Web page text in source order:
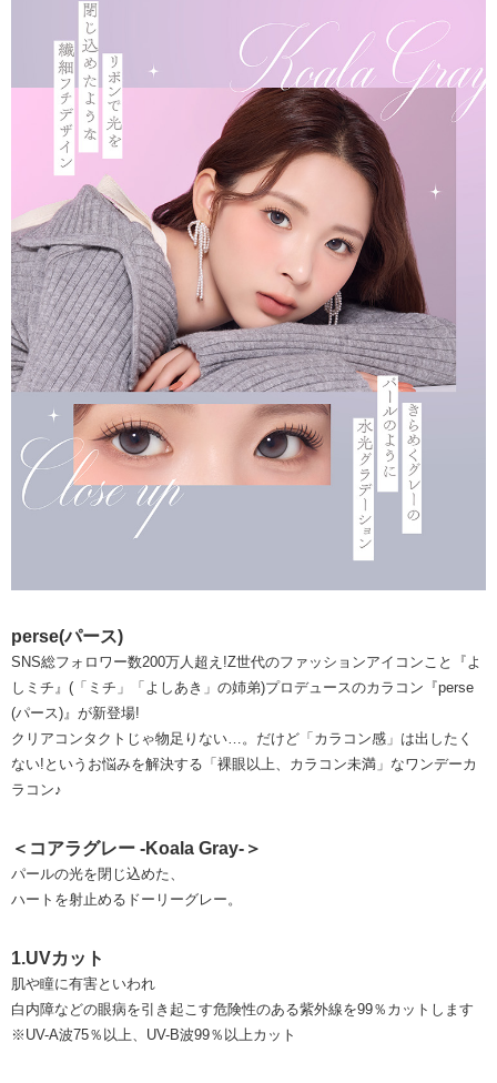
perse(パース)
SNS総フォロワー数200万人超え!Z世代のファッションアイコンこと『よ
しミチ』(「ミチ」「よしあき」の姉弟)プロデュースのカラコン『perse
(パース)』が新登場!
クリアコンタクトじゃ物足りない…。だけど「カラコン感」は出したく
ない!というお悩みを解決する「裸眼以上、カラコン未満」なワンデーカ
ラコン♪
＜コアラグレー -Koala Gray-＞
パールの光を閉じ込めた、
ハートを射止めるドーリーグレー。
1.UVカット
肌や瞳に有害といわれ
白内障などの眼病を引き起こす危険性のある紫外線を99％カットします
※UV-A波75％以上、UV-B波99％以上カット